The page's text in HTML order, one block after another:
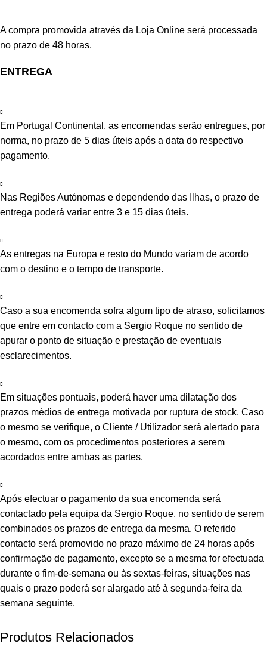
A compra promovida através da Loja Online será processada
no prazo de 48 horas.
ENTREGA
Em Portugal Continental, as encomendas serão entregues, por
norma, no prazo de 5 dias úteis após a data do respectivo
pagamento.
Nas Regiões Autónomas e dependendo das Ilhas, o prazo de
entrega poderá variar entre 3 e 15 dias úteis.
As entregas na Europa e resto do Mundo variam de acordo
com o destino e o tempo de transporte.
Caso a sua encomenda sofra algum tipo de atraso, solicitamos
que entre em contacto com a Sergio Roque no sentido de
apurar o ponto de situação e prestação de eventuais
esclarecimentos.
Em situações pontuais, poderá haver uma dilatação dos
prazos médios de entrega motivada por ruptura de stock. Caso
o mesmo se verifique, o Cliente / Utilizador será alertado para
o mesmo, com os procedimentos posteriores a serem
acordados entre ambas as partes.
Após efectuar o pagamento da sua encomenda será
contactado pela equipa da Sergio Roque, no sentido de serem
combinados os prazos de entrega da mesma. O referido
contacto será promovido no prazo máximo de 24 horas após
confirmação de pagamento, excepto se a mesma for efectuada
durante o fim-de-semana ou às sextas-feiras, situações nas
quais o prazo poderá ser alargado até à segunda-feira da
semana seguinte.
Produtos Relacionados